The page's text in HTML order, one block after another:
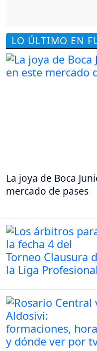
LO ÚLTIMO EN
La joya de Boca
mercado de pases